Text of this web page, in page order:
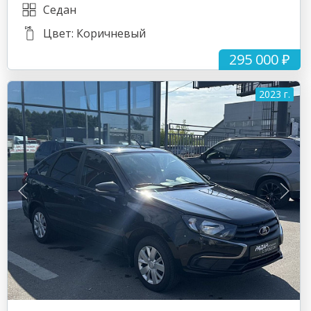
295 000 ₽
Седан
Цвет: Коричневый
2023 г.